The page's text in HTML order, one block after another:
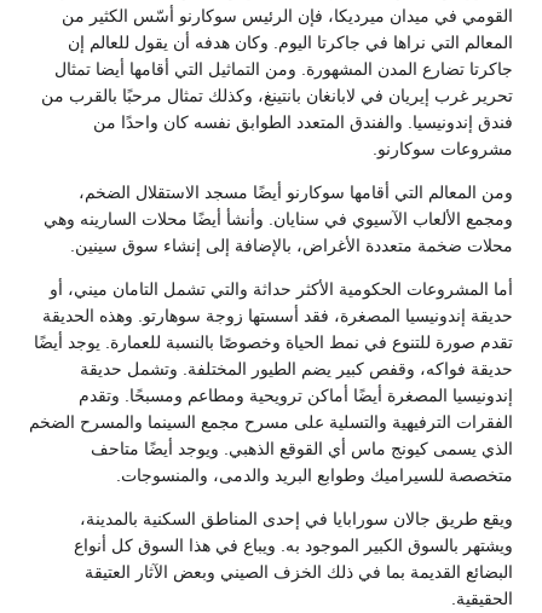
القومي في ميدان ميرديكا، فإن الرئيس سوكارنو أسّس الكثير من
المعالم التي نراها في جاكرتا اليوم. وكان هدفه أن يقول للعالم إن
جاكرتا تضارع المدن المشهورة. ومن التماثيل التي أقامها أيضا تمثال
تحرير غرب إيريان في لابانغان بانتينغ، وكذلك تمثال مرحبًا بالقرب من
فندق إندونيسيا. والفندق المتعدد الطوابق نفسه كان واحدًا من
مشروعات سوكارنو.
ومن المعالم التي أقامها سوكارنو أيضًا مسجد الاستقلال الضخم،
ومجمع الألعاب الآسيوي في سنايان. وأنشأ أيضًا محلات السارينه وهي
محلات ضخمة متعددة الأغراض، بالإضافة إلى إنشاء سوق سينين.
أما المشروعات الحكومية الأكثر حداثة والتي تشمل التامان ميني، أو
حديقة إندونيسيا المصغرة، فقد أسستها زوجة سوهارتو. وهذه الحديقة
تقدم صورة للتنوع في نمط الحياة وخصوصًا بالنسبة للعمارة. يوجد أيضًا
حديقة فواكه، وقفص كبير يضم الطيور المختلفة. وتشمل حديقة
إندونيسيا المصغرة أيضًا أماكن ترويحية ومطاعم ومسبحًا. وتقدم
الفقرات الترفيهية والتسلية على مسرح مجمع السينما والمسرح الضخم
الذي يسمى كيونج ماس أي القوقع الذهبي. ويوجد أيضًا متاحف
متخصصة للسيراميك وطوابع البريد والدمى، والمنسوجات.
ويقع طريق جالان سورابايا في إحدى المناطق السكنية بالمدينة،
ويشتهر بالسوق الكبير الموجود به. ويباع في هذا السوق كل أنواع
البضائع القديمة بما في ذلك الخزف الصيني وبعض الآثار العتيقة
الحقيقية.